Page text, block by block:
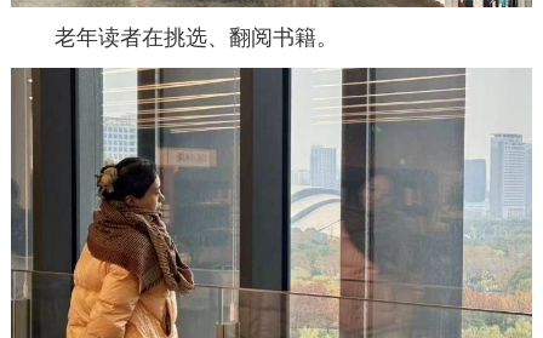
老年读者在挑选、翻阅书籍。